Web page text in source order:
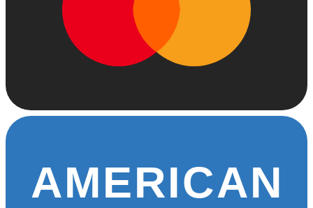
AMERICAN